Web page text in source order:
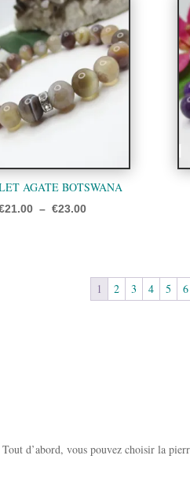
AGATE BOTSWANA
21.00 – €23.00Plage
1 2 3 4 5 6
d’abord, vous pouvez choisir la